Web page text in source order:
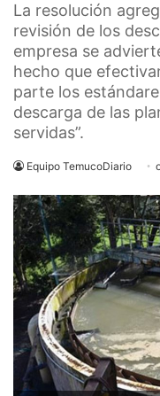
La resolución
revisión de los
empresa se
hecho que
parte los
descarga de las
servidas”.
Equipo TemucoDiario